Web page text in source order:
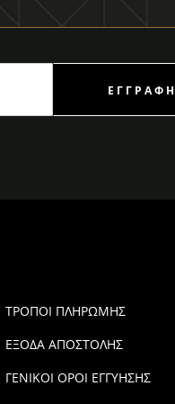
ΕΓΓΡΑΦΉ
ΤΡΟΠΟΙ ΠΛΗΡΩΜΗΣ
ΕΞΟΔΑ ΑΠΟΣΤΟΛΗΣ
ΓΕΝΙΚΟΙ ΟΡΟΙ ΕΓΓΥΗΣΗΣ